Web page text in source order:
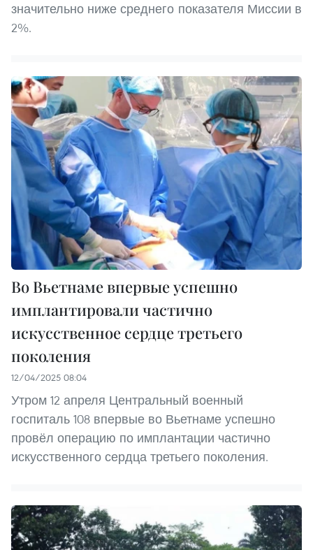
значительно ниже среднего показателя Миссии в
2%.
Во Вьетнаме впервые успешно
имплантировали частично
искусственное сердце третьего
поколения
12/04/2025 08:04
Утром 12 апреля Центральный военный
госпиталь 108 впервые во Вьетнаме успешно
провёл операцию по имплантации частично
искусственного сердца третьего поколения.